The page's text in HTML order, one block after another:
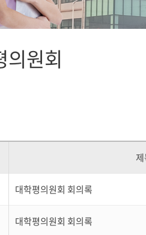
의원회
대학평의원회 회의록
대학평의원회 회의록